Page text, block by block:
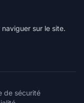
sur le site.
de sécurité